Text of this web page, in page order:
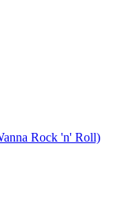
Rock 'n' Roll)